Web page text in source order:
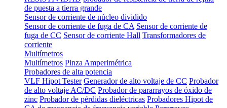
de puesta a tierra grande
Sensor de corriente de núcleo dividido
Sensor de corriente de fuga de CA Sensor de corriente de
fuga de CC Sensor de corriente Hall Transformadores de
corriente
Multímetros
Multímetros Pinza Amperimétrica
Probadores de alta potencia
VLF Hipot Tester Generador de alto voltaje de CC Probador
de alto voltaje AC/DC Probador de pararrayos de óxido de
zinc Probador de pérdidas dieléctricas Probadores Hipot de